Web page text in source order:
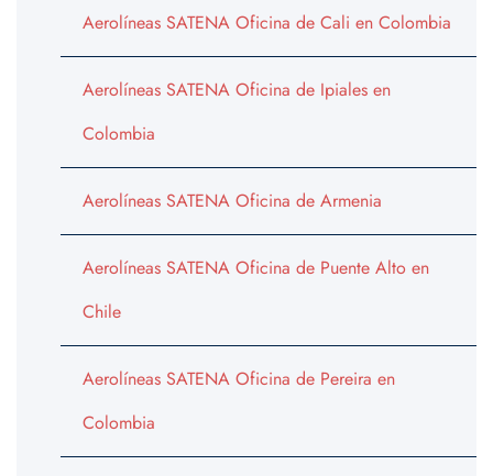
Aerolíneas SATENA Oficina de Cali en Colombia
Aerolíneas SATENA Oficina de Ipiales en
Colombia
Aerolíneas SATENA Oficina de Armenia
Aerolíneas SATENA Oficina de Puente Alto en
Chile
Aerolíneas SATENA Oficina de Pereira en
Colombia